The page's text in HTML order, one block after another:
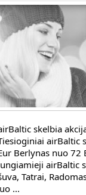
skelbia
airBaltic
Berlynas nuo 72
airBaltic
Tatrai,
...